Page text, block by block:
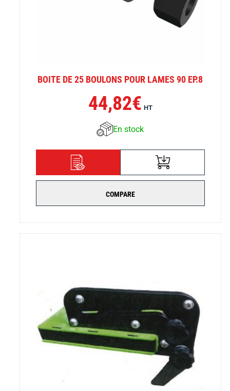
BOITE DE 25 BOULONS POUR LAMES 90 EP.8
44,82€ HT
En stock
COMPARE
AJOUTER AU
DÉTAILS